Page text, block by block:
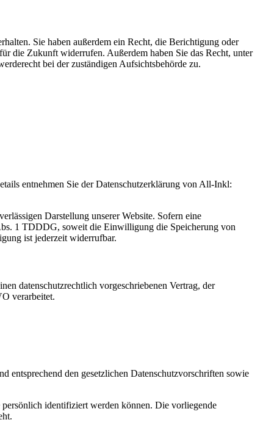
Sie haben außerdem ein Recht, die Berichtigung oder
die Zukunft widerrufen. Außerdem haben Sie das Recht, unter
bei der zuständigen Aufsichtsbehörde zu.
entnehmen Sie der Datenschutzerklärung von All-Inkl:
Darstellung unserer Website. Sofern eine
1 TDDDG, soweit die Einwilligung die Speicherung von
ist jederzeit widerrufbar.
datenschutzrechtlich vorgeschriebenen Vertrag, der
verarbeitet.
entsprechend den gesetzlichen Datenschutzvorschriften sowie
persönlich identifiziert werden können. Die vorliegende